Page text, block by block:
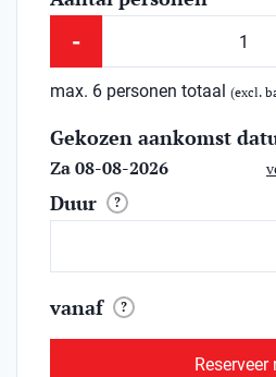
-
max. 6 personen totaal (excl.
Gekozen aankomst
Za 08-08-2026
Duur ?
vanaf ?
Reserveer